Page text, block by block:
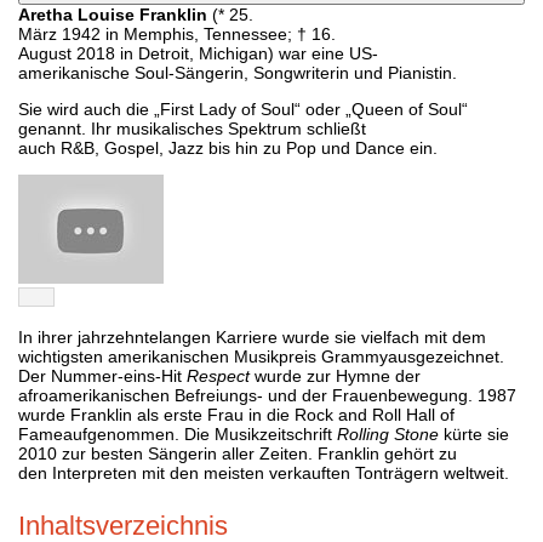
Aretha Louise Franklin (* 25.
März 1942 in Memphis, Tennessee; † 16.
August 2018 in Detroit, Michigan) war eine US-
amerikanische Soul-Sängerin, Songwriterin und Pianistin.
Sie wird auch die „First Lady of Soul“ oder „Queen of Soul“
genannt. Ihr musikalisches Spektrum schließt
auch R&B, Gospel, Jazz bis hin zu Pop und Dance ein.
In ihrer jahrzehntelangen Karriere wurde sie vielfach mit dem
wichtigsten amerikanischen Musikpreis Grammyausgezeichnet.
Der Nummer-eins-Hit Respectwurde zur Hymne der
afroamerikanischen Befreiungs- und der Frauenbewegung. 1987
wurde Franklin als erste Frau in die Rock and Roll Hall of
Fameaufgenommen. Die Musikzeitschrift Rolling Stone kürte sie
2010 zur besten Sängerin aller Zeiten. Franklin gehört zu
den Interpreten mit den meisten verkauften Tonträgern weltweit.
Inhaltsverzeichnis